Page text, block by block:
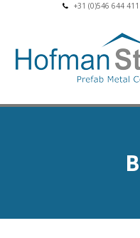
+31 (0)546 644 411